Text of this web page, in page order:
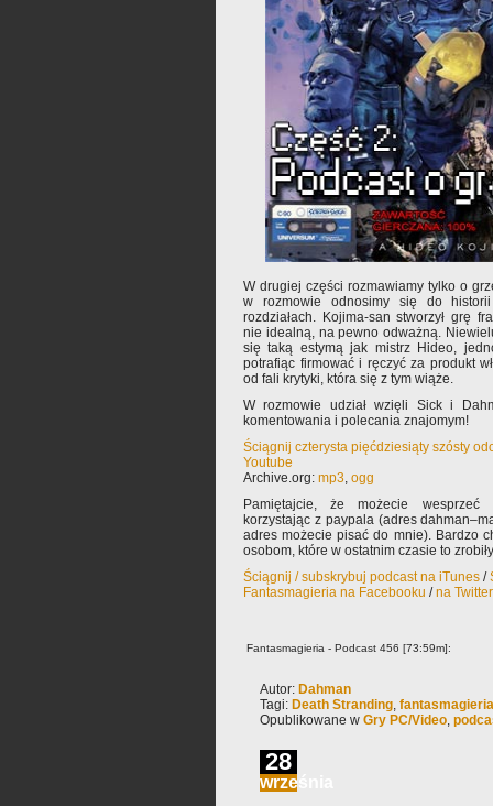
W drugiej części rozmawiamy tylko o
w rozmowie odnosimy się do
rozdziałach. Kojima-san stworzył grę
nie idealną, na pewno odważną.
się taką estymą jak mistrz Hideo,
potrafiąc firmować i ręczyć za produkt
od fali krytyki, która się z tym wiąże.
W rozmowie udział wzięli Sick i
komentowania i polecania znajomym!
Ściągnij czterysta pięćdziesiąty szósty
Youtube
Archive.org: mp3, ogg
Pamiętajcie, że możecie wesprzeć
korzystając z paypala (adres
adres możecie pisać do mnie). Bardzo
osobom, które w ostatnim czasie to
Ściągnij / subskrybuj podcast na iTunes /
Fantasmagieria na Facebooku /na
Fantasmagieria - Podcast 456 [73:59m]:
Autor: Dahman
Tagi: Death Stranding, fantasmagieria
Opublikowane w Gry PC/Video,
28
września